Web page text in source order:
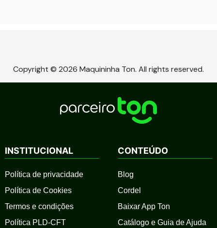
Copyright © 2026 Maquininha Ton. All rights reserved.
INSTITUCIONAL
Política de privacidade
Política de Cookies
Termos e condições
Política PLD-CFT
CONTEÚDO
Blog
Cordel
Baixar App Ton
Catálogo e Guia de Ajuda